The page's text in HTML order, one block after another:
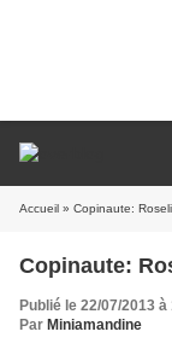
Accueil » Copinaute:
Copinaute:
Publié le 22/07/2013 à
Par Miniamandine